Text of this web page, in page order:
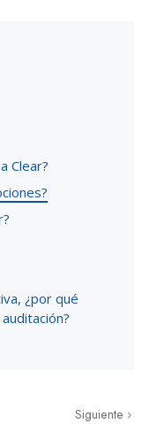
Clear?
¿por qué
Siguiente